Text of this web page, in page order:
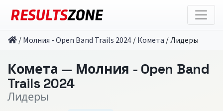
/Молния - Open Band Trails 2024/Комета /Лидеры
Комета — Молния - Open Band
Trails 2024
Лидеры